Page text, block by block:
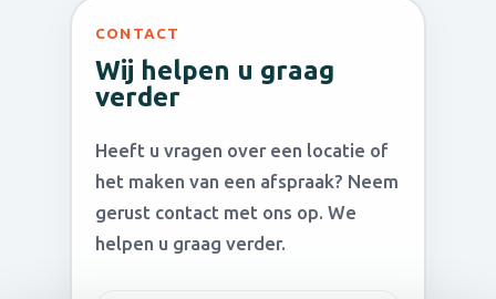
CONTACT
Wij helpen u graag
verder
Heeft u vragen over een locatie of
het maken van een afspraak? Neem
gerust contact met ons op. We
helpen u graag verder.